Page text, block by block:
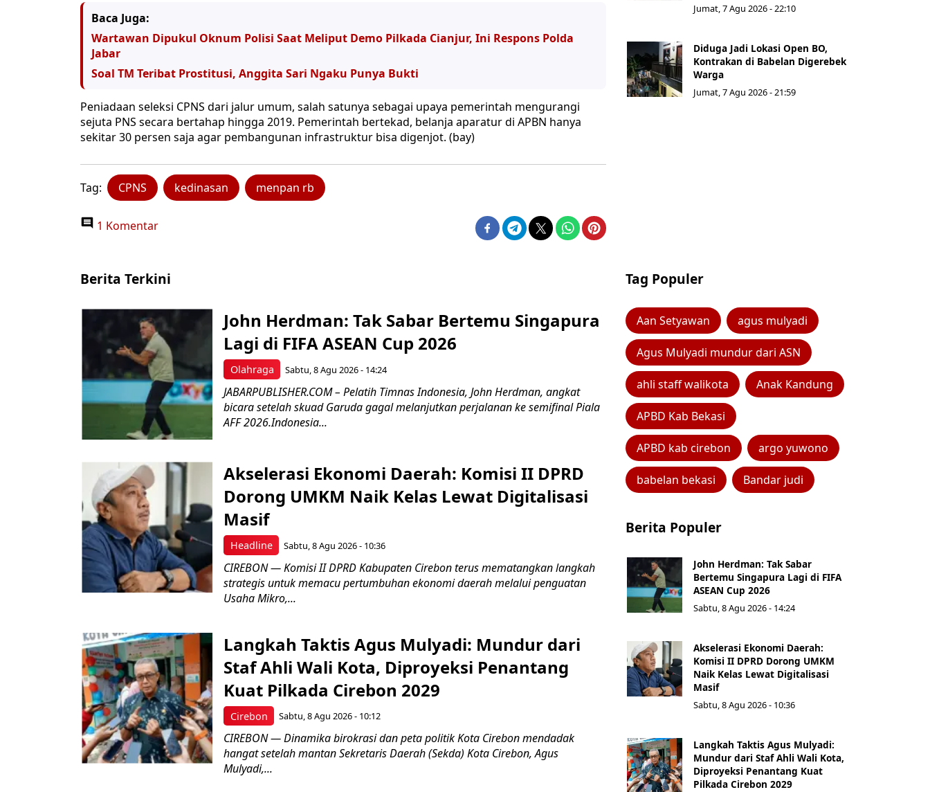
Baca Juga:
Wartawan Dipukul Oknum Polisi Saat Meliput Demo Pilkada Cianjur, Ini Respons Polda
Jabar
Soal TM Teribat Prostitusi, Anggita Sari Ngaku Punya Bukti
Peniadaan seleksi CPNS dari jalur umum, salah satunya sebagai upaya pemerintah mengurangi
sejuta PNS‎ secara bertahap hingga 2019. Pemerintah bertekad, belanja aparatur di APBN hanya
sekitar 30 persen saja agar pembangunan infrastruktur bisa digenjot. (bay)
Tag: CPNS kedinasan menpan rb
1 Komentar
Jumat, 7 Agu 2026 - 22:10
Diduga Jadi Lokasi Open BO,
Kontrakan di Babelan Digerebek
Warga
Jumat, 7 Agu 2026 - 21:59
Berita Terkini
Olahraga
John Herdman: Tak Sabar Bertemu Singapura
Lagi di FIFA ASEAN Cup 2026
Sabtu, 8 Agu 2026 - 14:24
JABARPUBLISHER.COM – Pelatih Timnas Indonesia, John Herdman, angkat
bicara setelah skuad Garuda gagal melanjutkan perjalanan ke semifinal Piala
AFF 2026.Indonesia...
Headline
Akselerasi Ekonomi Daerah: Komisi II DPRD
Dorong UMKM Naik Kelas Lewat Digitalisasi
Masif
Sabtu, 8 Agu 2026 - 10:36
CIREBON — Komisi II DPRD Kabupaten Cirebon terus mematangkan langkah
strategis untuk memacu pertumbuhan ekonomi daerah melalui penguatan
Usaha Mikro,...
Cirebon
Langkah Taktis Agus Mulyadi: Mundur dari
Staf Ahli Wali Kota, Diproyeksi Penantang
Kuat Pilkada Cirebon 2029
Sabtu, 8 Agu 2026 - 10:12
CIREBON — Dinamika birokrasi dan peta politik Kota Cirebon mendadak
hangat setelah mantan Sekretaris Daerah (Sekda) Kota Cirebon, Agus
Mulyadi,...
Tag Populer
Aan Setyawan agus mulyadi
Agus Mulyadi mundur dari ASN
ahli staff walikota Anak Kandung
APBD Kab Bekasi
APBD kab cirebon argo yuwono
babelan bekasi Bandar judi
Berita Populer
John Herdman: Tak Sabar
Bertemu Singapura Lagi di FIFA
ASEAN Cup 2026
Sabtu, 8 Agu 2026 - 14:24
Akselerasi Ekonomi Daerah:
Komisi II DPRD Dorong UMKM
Naik Kelas Lewat Digitalisasi
Masif
Sabtu, 8 Agu 2026 - 10:36
Langkah Taktis Agus Mulyadi:
Mundur dari Staf Ahli Wali Kota,
Diproyeksi Penantang Kuat
Pilkada Cirebon 2029